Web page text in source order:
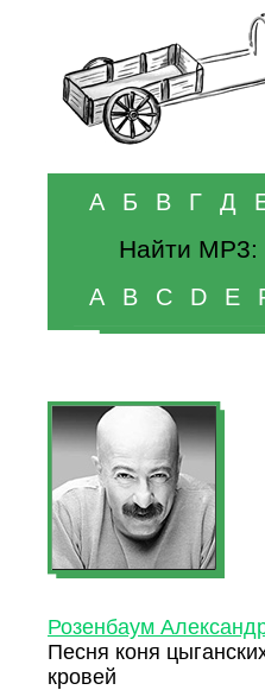
А Б В Г Д
Найти MP3:
A B C D E
Розенбаум
Песня коня
кровей